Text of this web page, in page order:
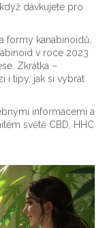
dávkujete pro
formy kanabinoidů,
v roce 2023
Zkrátka –
i tipy, jak si vybrat
informacemi a
světě CBD, HHC